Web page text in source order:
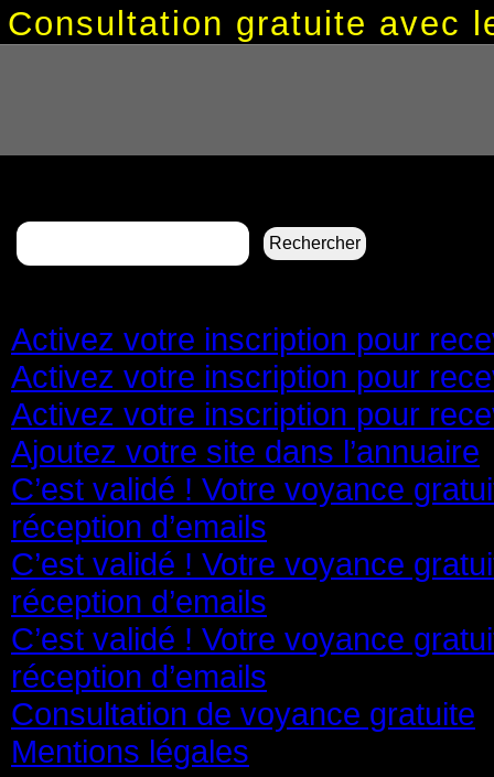
Consultation gratuite avec
Rechercher :
Activez votre inscription pour
Activez votre inscription pour
Activez votre inscription pour
Ajoutez votre site dans l’annuaire
C’est validé ! Votre voyance
réception d’emails
C’est validé ! Votre voyance
réception d’emails
C’est validé ! Votre voyance
réception d’emails
Consultation de voyance gratuite
Mentions légales